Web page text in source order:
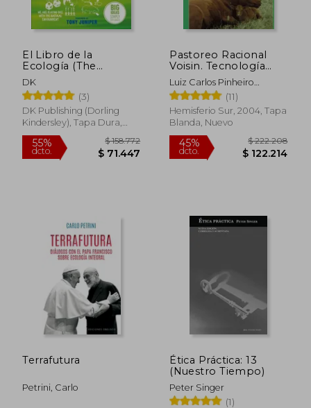
El Libro de la
Ecología (The
Ecology Book)
DK
(3)
DK Publishing (Dorling
Kindersley), Tapa Dura,
Nuevo
55%
dcto.
$ 158.772
$ 71.447
Pastoreo Racional
Voisin. Tecnología
Agroecológica Para el
Tercer Milenio
Luiz Carlos Pinheiro
Machado
(11)
Hemisferio Sur, 2004, Tapa
Blanda, Nuevo
45%
Terrafutura
Petrini, Carlo
Ética Práctica: 13
(Nuestro Tiempo)
Peter Singer
(1)